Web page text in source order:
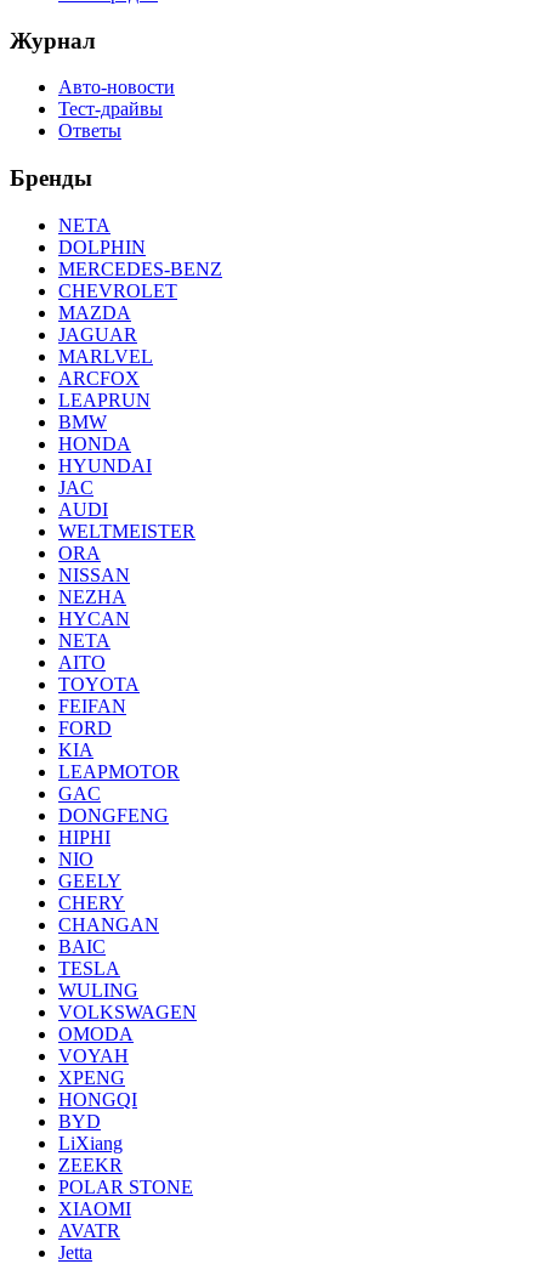
Журнал
Авто-новости
Тест-драйвы
Ответы
Бренды
NETA
DOLPHIN
MERCEDES-BENZ
CHEVROLET
MAZDA
JAGUAR
MARLVEL
ARCFOX
LEAPRUN
BMW
HONDA
HYUNDAI
JAC
AUDI
WELTMEISTER
ORA
NISSAN
NEZHA
HYCAN
NETA
AITO
TOYOTA
FEIFAN
FORD
KIA
LEAPMOTOR
GAC
DONGFENG
HIPHI
NIO
GEELY
CHERY
CHANGAN
BAIC
TESLA
WULING
VOLKSWAGEN
OMODA
VOYAH
XPENG
HONGQI
BYD
LiXiang
ZEEKR
POLAR STONE
XIAOMI
AVATR
Jetta